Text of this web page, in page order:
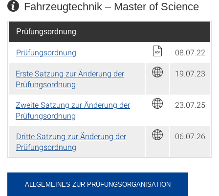
Fahrzeugtechnik – Master of Science
Prüfungsordnung
Prüfungsordnung 08.07.22
Erste Satzung zur Änderung der
Prüfungsordnung
19.07.23
Zweite Satzung zur Änderung der
Prüfungsordnung
23.07.25
Dritte Satzung zur Änderung der
Prüfungsordnung
06.07.26
ALLGEMEINES ZUR PRÜFUNGSORGANISATION